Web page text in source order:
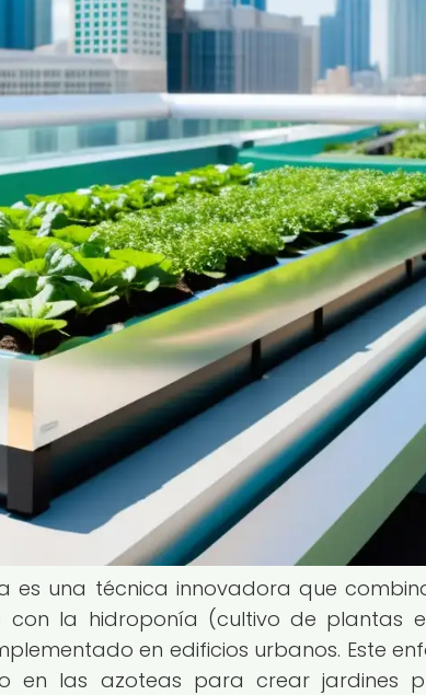
es una técnica innovadora que
con la hidroponía (cultivo de plantas
en edificios urbanos. Este
en las azoteas para crear jardines